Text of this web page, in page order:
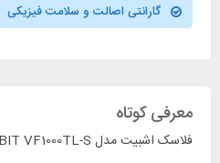
گارانتی اصالت و سلامت فیزیکی
معرفی کوتاه
فلاسک اشبیت مدل ESBIT VF1000TL-S گنجایش 1000 میلی لیتر